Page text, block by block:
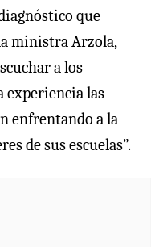
que
ministra Arzola,
a los
experiencia las
enfrentando a la
de sus escuelas”.